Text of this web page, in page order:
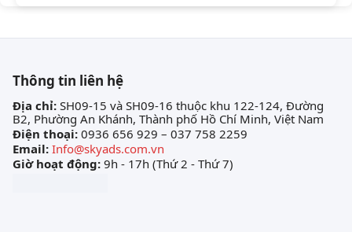
Thông tin liên hệ
Địa chỉ: SH09-15 và SH09-16 thuộc khu 122-124, Đường
B2, Phường An Khánh, Thành phố Hồ Chí Minh, Việt Nam
Điện thoại: 0936 656 929 – 037 758 2259
Email: Info@skyads.com.vn
Giờ hoạt động: 9h - 17h (Thứ 2 - Thứ 7)